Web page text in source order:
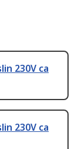
230V ca
230V ca